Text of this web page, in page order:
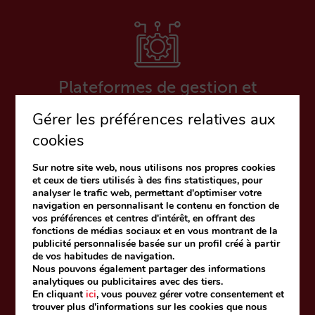
Plateformes de gestion et
d’optimisation du metasearch
Channel managers
Gérer les préférences relatives aux
cookies
Sur notre site web, nous utilisons nos propres cookies
et ceux de tiers utilisés à des fins statistiques, pour
analyser le trafic web, permettant d'optimiser votre
navigation en personnalisant le contenu en fonction de
vos préférences et centres d'intérêt, en offrant des
fonctions de médias sociaux et en vous montrant de la
publicité personnalisée basée sur un profil créé à partir
de vos habitudes de navigation.
Nous pouvons également partager des informations
analytiques ou publicitaires avec des tiers.
En cliquantici, vous pouvez gérer votre consentement et
trouver plus d'informations sur les cookies que nous